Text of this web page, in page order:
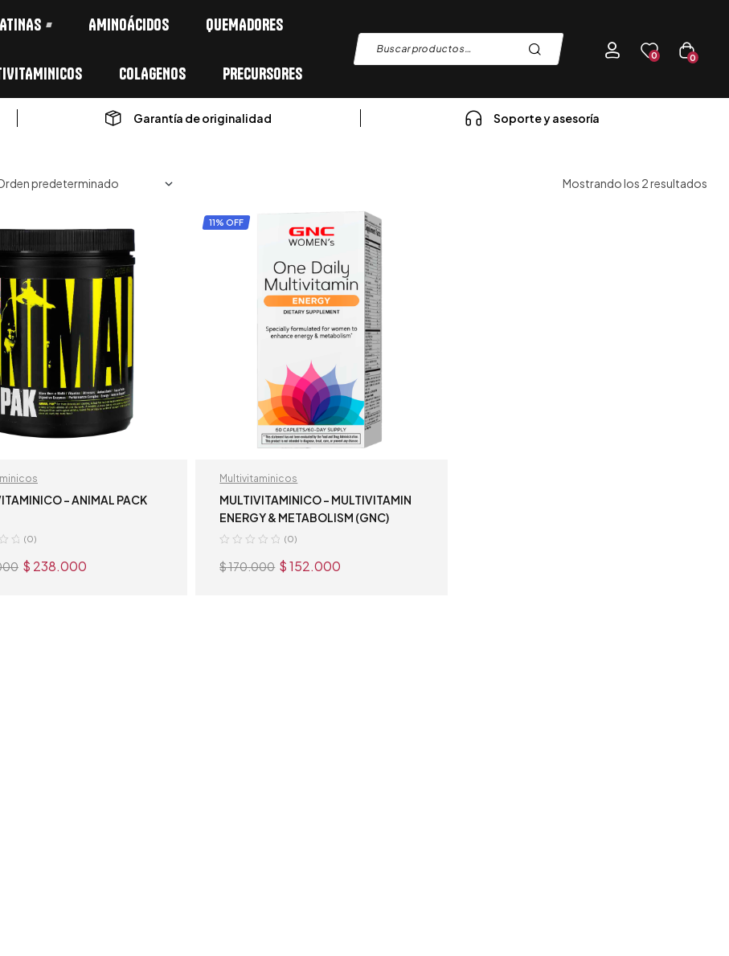
AMINOÁCIDOS QUEMADORES
COLAGENOS PRECURSORES
0 0
Garantía de originalidad Soporte y asesoría
Mostrando los 2 resultados
– ANIMAL PACK
(0)
$ 238.000
11% OFF
Multivitaminicos
MULTIVITAMINICO – MULTIVITAMIN
ENERGY & METABOLISM (GNC)
(0)
$170.000 $152.000